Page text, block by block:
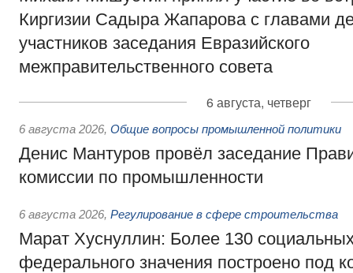
Киргизии Садыра Жапарова с главами
участников заседания Евразийского
межправительственного совета
6 августа, четверг
6 августа 2026, Общие вопросы промышленной политики
Денис Мантуров провёл заседание
комиссии по промышленности
6 августа 2026, Регулирование в сфере строительства
Марат Хуснуллин: Более 130
федерального значения построено под